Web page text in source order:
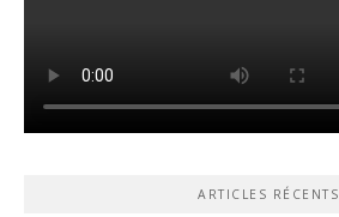
ARTICLES RÉCENTS